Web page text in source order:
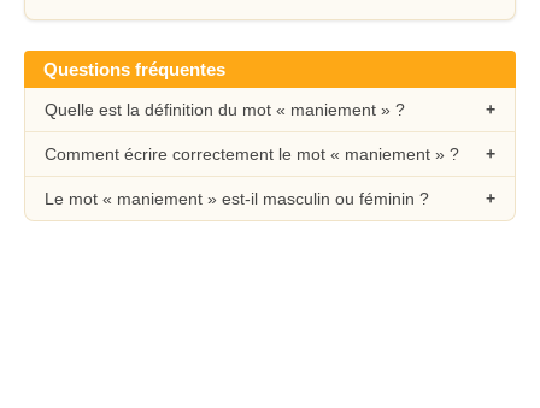
Questions fréquentes
Quelle est la définition du mot « maniement » ?
Comment écrire correctement le mot « maniement » ?
Le mot « maniement » est-il masculin ou féminin ?